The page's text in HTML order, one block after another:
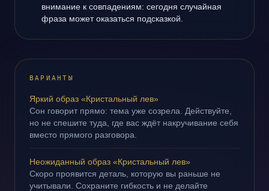
внимание к совпадениям: сегодня случайная
фраза может оказаться подсказкой.
ВАРИАНТЫ
Яркий образ «Кристальный лев»
Сон говорит прямо: тема уже созрела. Действуйте,
но не спешите туда, где вас ждёт накручивание себя
вместо прямого разговора.
Неожиданный образ «Кристальный лев»
Скоро проявится деталь, которую вы раньше не
учитывали. Сохраните гибкость и не делайте